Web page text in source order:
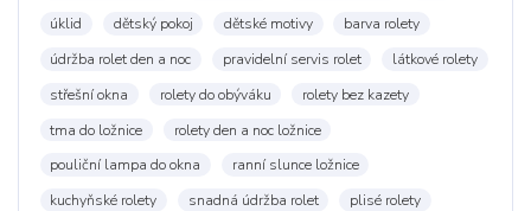
úklid
dětský pokoj dětské motivy
barva rolety
údržba rolet den a noc
pravidelní servis rolet
látkové rolety
střešní okna
rolety do obýváku
rolety bez kazety
tma do ložnice
rolety den a noc ložnice
pouliční lampa do okna
ranní slunce ložnice
kuchyňské rolety
snadná údržba rolet
plisé rolety